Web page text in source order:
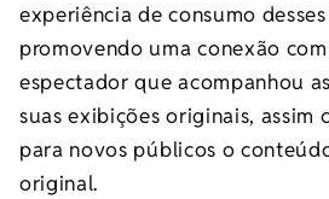
experiência de consumo
promovendo uma conexão
espectador que acompanhou
suas exibições originais, assim
para novos públicos o
original.